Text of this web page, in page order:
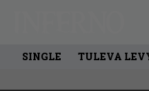
SINGLE TULEVA